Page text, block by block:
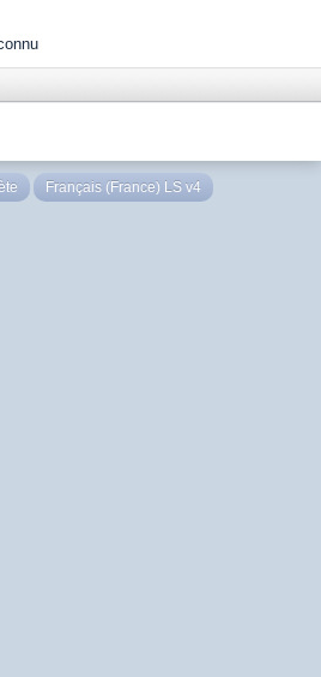
Français (France) LS v4